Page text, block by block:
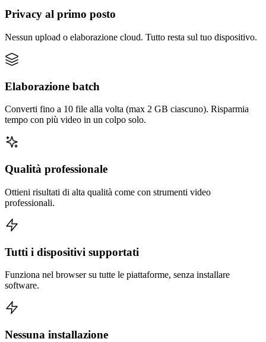
Privacy al primo posto
Nessun upload o elaborazione cloud. Tutto resta sul tuo dispositivo.
Elaborazione batch
Converti fino a 10 file alla volta (max 2 GB ciascuno). Risparmia
tempo con più video in un colpo solo.
Qualità professionale
Ottieni risultati di alta qualità come con strumenti video
professionali.
Tutti i dispositivi supportati
Funziona nel browser su tutte le piattaforme, senza installare
software.
Nessuna installazione